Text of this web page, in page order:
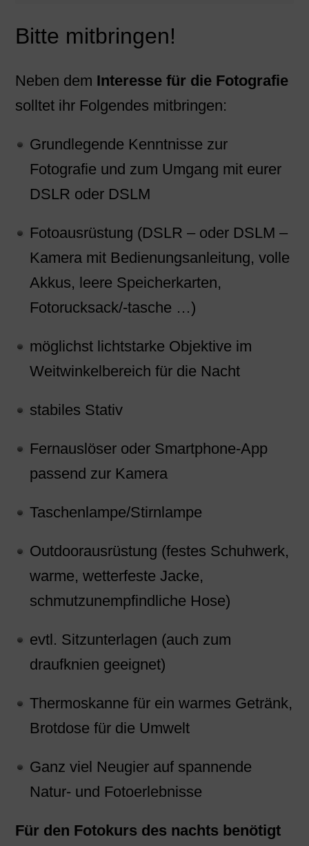
Bitte mitbringen!
Neben dem Interesse für die Fotografie
solltet ihr Folgendes mitbringen:
Grundlegende Kenntnisse zur
Fotografie und zum Umgang mit eurer
DSLR oder DSLM
Fotoausrüstung (DSLR – oder DSLM –
Kamera mit Bedienungsanleitung, volle
Akkus, leere Speicherkarten,
Fotorucksack/-tasche …)
möglichst lichtstarke Objektive im
Weitwinkelbereich für die Nacht
stabiles Stativ
Fernauslöser oder Smartphone-App
passend zur Kamera
Taschenlampe/Stirnlampe
Outdoorausrüstung (festes Schuhwerk,
warme, wetterfeste Jacke,
schmutzunempfindliche Hose)
evtl. Sitzunterlagen (auch zum
draufknien geeignet)
Thermoskanne für ein warmes Getränk,
Brotdose für die Umwelt
Ganz viel Neugier auf spannende
Natur- und Fotoerlebnisse
Für den Fotokurs des nachts benötigt